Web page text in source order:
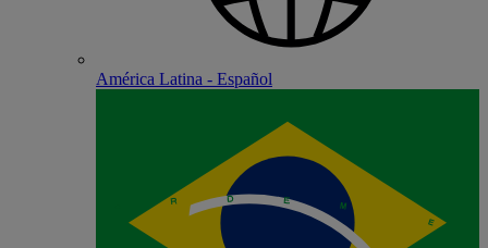
América Latina - Español